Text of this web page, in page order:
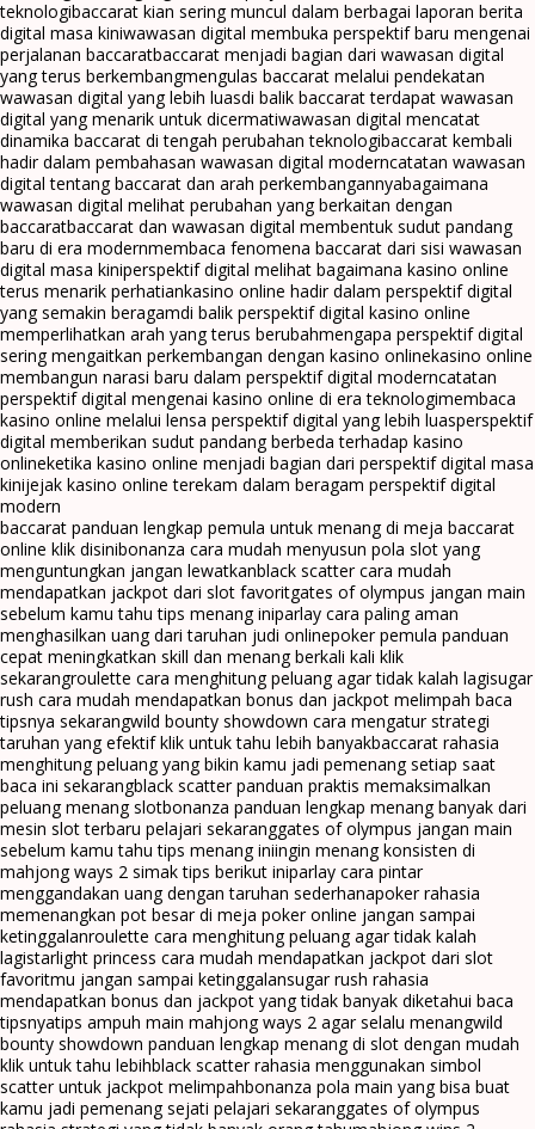
teknologibaccarat kian sering muncul dalam berbagai laporan berita
digital masa kiniwawasan digital membuka perspektif baru mengenai
perjalanan baccaratbaccarat menjadi bagian dari wawasan digital
yang terus berkembangmengulas baccarat melalui pendekatan
wawasan digital yang lebih luasdi balik baccarat terdapat wawasan
digital yang menarik untuk dicermatiwawasan digital mencatat
dinamika baccarat di tengah perubahan teknologibaccarat kembali
hadir dalam pembahasan wawasan digital moderncatatan wawasan
digital tentang baccarat dan arah perkembangannyabagaimana
wawasan digital melihat perubahan yang berkaitan dengan
baccaratbaccarat dan wawasan digital membentuk sudut pandang
baru di era modernmembaca fenomena baccarat dari sisi wawasan
digital masa kiniperspektif digital melihat bagaimana kasino online
terus menarik perhatiankasino online hadir dalam perspektif digital
yang semakin beragamdi balik perspektif digital kasino online
memperlihatkan arah yang terus berubahmengapa perspektif digital
sering mengaitkan perkembangan dengan kasino onlinekasino online
membangun narasi baru dalam perspektif digital moderncatatan
perspektif digital mengenai kasino online di era teknologimembaca
kasino online melalui lensa perspektif digital yang lebih luasperspektif
digital memberikan sudut pandang berbeda terhadap kasino
onlineketika kasino online menjadi bagian dari perspektif digital masa
kinijejak kasino online terekam dalam beragam perspektif digital
modern
baccarat panduan lengkap pemula untuk menang di meja baccarat
online klik disinibonanza cara mudah menyusun pola slot yang
menguntungkan jangan lewatkanblack scatter cara mudah
mendapatkan jackpot dari slot favoritgates of olympus jangan main
sebelum kamu tahu tips menang iniparlay cara paling aman
menghasilkan uang dari taruhan judi onlinepoker pemula panduan
cepat meningkatkan skill dan menang berkali kali klik
sekarangroulette cara menghitung peluang agar tidak kalah lagisugar
rush cara mudah mendapatkan bonus dan jackpot melimpah baca
tipsnya sekarangwild bounty showdown cara mengatur strategi
taruhan yang efektif klik untuk tahu lebih banyakbaccarat rahasia
menghitung peluang yang bikin kamu jadi pemenang setiap saat
baca ini sekarangblack scatter panduan praktis memaksimalkan
peluang menang slotbonanza panduan lengkap menang banyak dari
mesin slot terbaru pelajari sekaranggates of olympus jangan main
sebelum kamu tahu tips menang iniingin menang konsisten di
mahjong ways 2 simak tips berikut iniparlay cara pintar
menggandakan uang dengan taruhan sederhanapoker rahasia
memenangkan pot besar di meja poker online jangan sampai
ketinggalanroulette cara menghitung peluang agar tidak kalah
lagistarlight princess cara mudah mendapatkan jackpot dari slot
favoritmu jangan sampai ketinggalansugar rush rahasia
mendapatkan bonus dan jackpot yang tidak banyak diketahui baca
tipsnyatips ampuh main mahjong ways 2 agar selalu menangwild
bounty showdown panduan lengkap menang di slot dengan mudah
klik untuk tahu lebihblack scatter rahasia menggunakan simbol
scatter untuk jackpot melimpahbonanza pola main yang bisa buat
kamu jadi pemenang sejati pelajari sekaranggates of olympus